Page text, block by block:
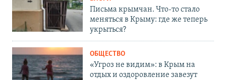
Письма крымчан. Что-то стало
меняться в Крыму: где же теперь
укрыться?
ОБЩЕСТВО
«Угроз не видим»: в Крым на
отдых и оздоровление завезут